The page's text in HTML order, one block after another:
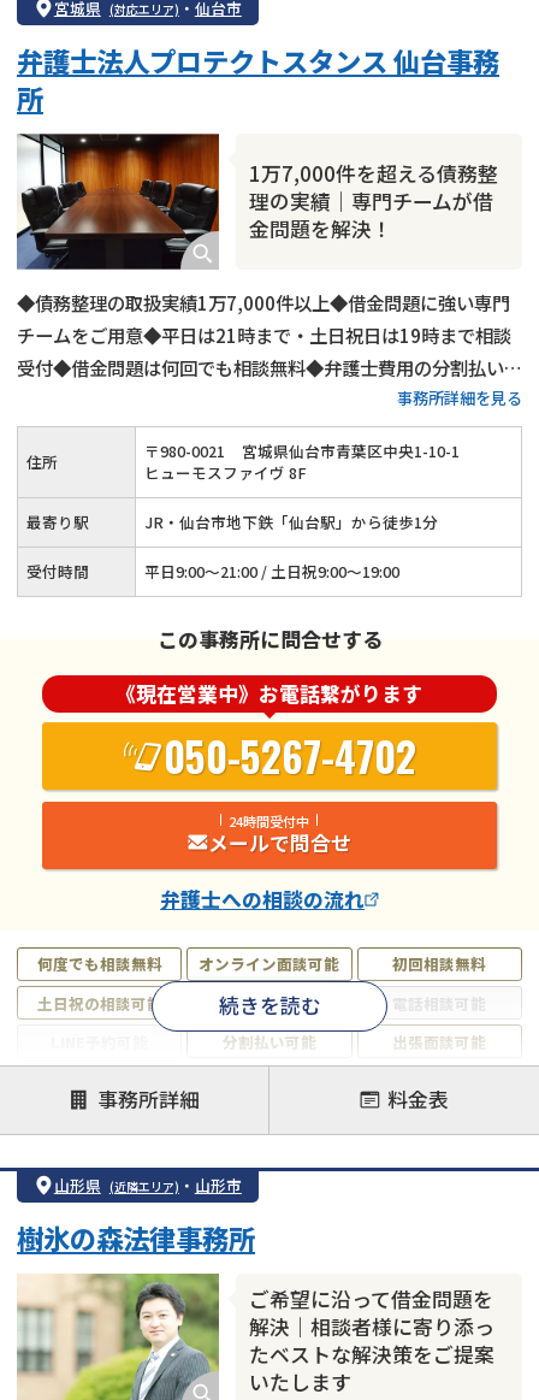
宮城県 (対応エリア) ・ 仙台市
1万7,000件を超える債務整
理の実績｜専門チームが借
金問題を解決！
弁護士法人プロテクトスタンス 仙台事務
所
◆債務整理の取扱実績1万7,000件以上◆借金問題に強い専門
チームをご用意◆平日は21時まで・土日祝日は19時まで相談
受付◆借金問題は何回でも相談無料◆弁護士費用の分割払いも
事務所詳細を見る
何度でも相談無料 オンライン面談可能
初回相談無料
土日祝の相談可能
19時以降電話可能
電話相談可能
分割払い可能
出張面談可能
借金返済相談・交渉
自己破産
任意整理
個人再生
時効援用
会社破産・法人破産
住宅ローン
カードローン
闇金
続きを読む
住所 〒980-0021
宮城県仙台市青葉区中央1-10-1
ヒューモスファイヴ 8F
最寄り駅 JR・仙台市地下鉄「仙台駅」から徒歩1分
受付時間 平日9:00～21:00 / 土日祝9:00～19:00
この事務所に問合せする
《現在営業中》お電話繋がります
050-5267-4702
24時間受付中
メールで問合せ
弁護士への相談の流れ
事務所詳細 料金表
山形県 (近隣エリア) ・ 山形市
ご希望に沿って借金問題を
解決｜相談者様に寄り添っ
たベストな解決策をご提案
いたします
樹氷の森法律事務所